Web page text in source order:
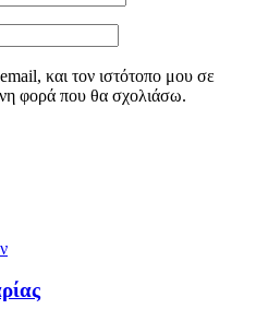
και τον ιστότοπο μου σε
φορά που θα σχολιάσω.